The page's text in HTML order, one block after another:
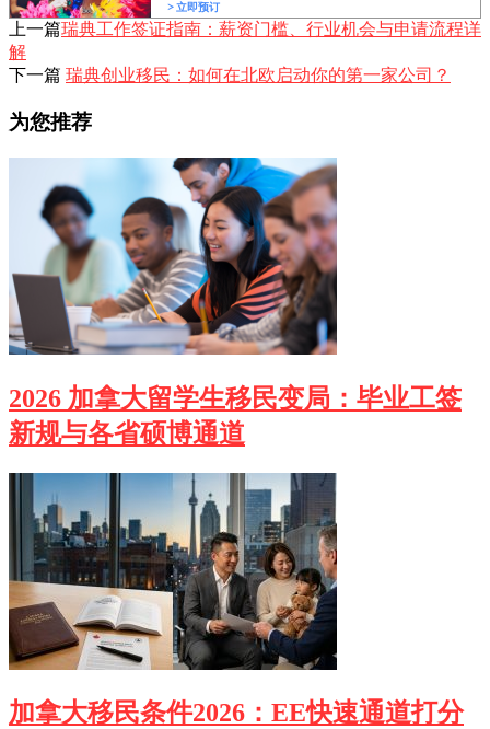
上一篇瑞典工作签证指南：薪资门槛、行业机会与申请流程详
解
下一篇 瑞典创业移民：如何在北欧启动你的第一家公司？
为您推荐
2026 加拿大留学生移民变局：毕业工签
新规与各省硕博通道
加拿大移民条件2026：EE快速通道打分